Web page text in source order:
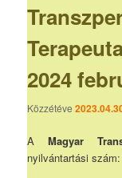
2024
Közzétéve
A Magyar
nyilvántartási